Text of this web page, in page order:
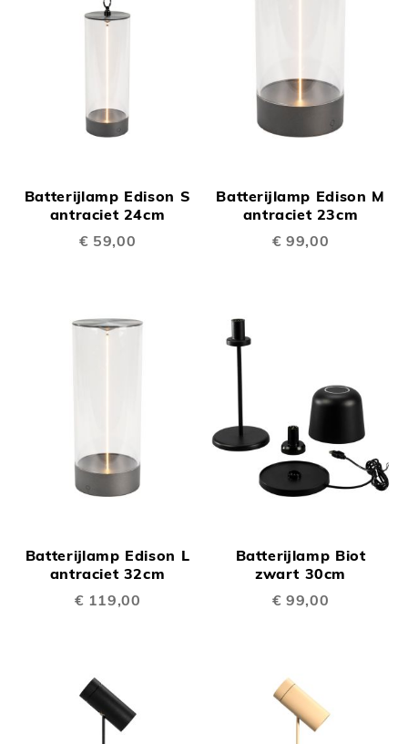
Batterijlamp Edison S
antraciet 24cm
€ 59,00
Batterijlamp Edison M
antraciet 23cm
€ 99,00
Batterijlamp Edison L
antraciet 32cm
€ 119,00
Batterijlamp Biot
zwart 30cm
€ 99,00